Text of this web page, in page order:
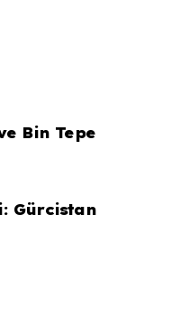
Bin Tepe
Gürcistan